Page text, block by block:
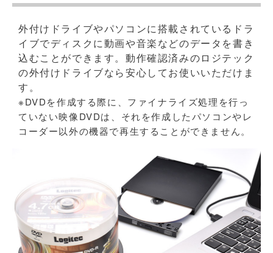
外付けドライブやパソコンに搭載されているドラ
イブでディスクに動画や音楽などのデータを書き
込むことができます。動作確認済みのロジテック
の外付けドライブなら安心してお使いいただけま
す。
※DVDを作成する際に、ファイナライズ処理を行っ
ていない映像DVDは、それを作成したパソコンやレ
コーダー以外の機器で再生することができません。